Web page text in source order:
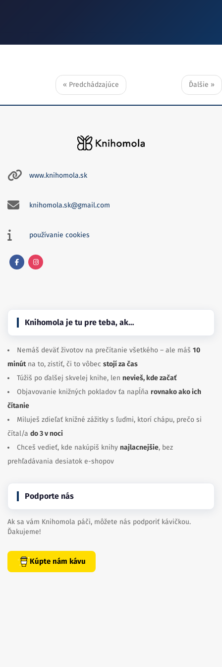
« Predchádzajúce Ďalšie »
www.knihomola.sk
knihomola.sk@gmail.com
používanie cookies
Knihomola je tu pre teba, ak…
Nemáš deväť životov na prečítanie všetkého – ale máš 10
minútna to, zistiť, či to vôbec stojí za čas
Túžiš po ďalšej skvelej knihe, len nevieš, kde začať
Objavovanie knižných pokladov ťa napĺňa rovnako ako ich
čítanie
Miluješ zdieľať knižné zážitky s ľuďmi, ktorí chápu, prečo si
čítal/a do 3 v noci
Chceš vedieť, kde nakúpiš knihy najlacnejšie, bez
prehľadávania desiatok e-shopov
Podporte nás
Ak sa vám Knihomola páči, môžete nás podporiť kávičkou.
Ďakujeme!
Kúpte nám kávu